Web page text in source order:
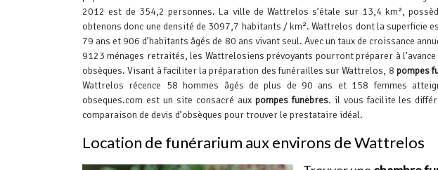
2012 est de 354,2 personnes. La ville de Wattrelos s’étale sur 13,4 km²,
obtenons donc une densité de 3097,7 habitants / km². Wattrelos dont la superficie
79 ans et 906 d’habitants âgés de 80 ans vivant seul. Avec un taux de croissance
9123 ménages retraités, les Wattrelosiens prévoyants pourront préparer à
obsèques. Visant à faciliter la préparation des funérailles sur Wattrelos, 8 pompes
Wattrelos récence 58 hommes âgés de plus de 90 ans et 158 femmes
obseques.com est un site consacré aux pompes funèbres. il vous facilite les
comparaison de devis d’obsèques pour trouver le prestataire idéal.
Location de funérarium aux environs de Wattrelos